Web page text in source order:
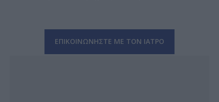
ΕΠΙΚΟΙΝΩΝΗΣΤΕ ΜΕ ΤΟΝ ΙΑΤΡΟ